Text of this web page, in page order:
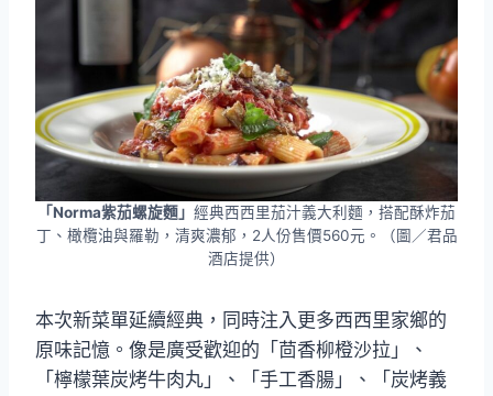
「Norma紫茄螺旋麵」 經典西西里茄汁義大利麵，搭配酥炸茄
丁、橄欖油與羅勒，清爽濃郁，2人份售價560元。（圖／君品
酒店提供）
本次新菜單延續經典，同時注入更多西西里家鄉的
原味記憶。像是廣受歡迎的「茴香柳橙沙拉」、
「檸檬葉炭烤牛肉丸」、「手工香腸」、「炭烤義